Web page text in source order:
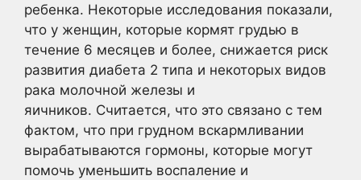
ребенка. Некоторые исследования показали,
что у женщин, которые кормят грудью в
течение 6 месяцев и более, снижается риск
развития диабета 2 типа и некоторых видов
рака молочной железы и
яичников. Считается, что это связано с тем
фактом, что при грудном вскармливании
вырабатываются гормоны, которые могут
помочь уменьшить воспаление и